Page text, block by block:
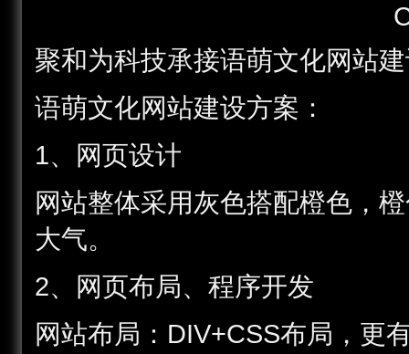
聚和为科技承接语萌文化网站
语萌文化网站建设方案：
1、网页设计
网站整体采用灰色搭配橙色，
大气。
2、网页布局、程序开发
网站布局：DIV+CSS布局，更